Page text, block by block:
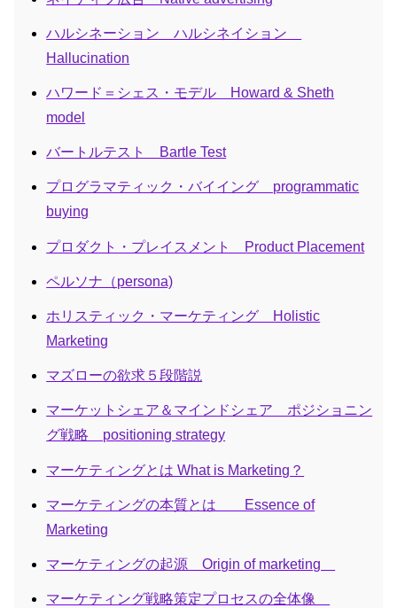
ハルシネーション ハルシネイション
Hallucination
ハワード＝シェス・モデル Howard & Sheth
model
バートルテスト Bartle Test
プログラマティック・バイイング programmatic
buying
プロダクト・プレイスメント Product Placement
ペルソナ（persona)
ホリスティック・マーケティング Holistic
Marketing
マズローの欲求５段階説
マーケットシェア＆マインドシェア ポジショニン
グ戦略 positioning strategy
マーケティングとは What is Marketing？
マーケティングの本質とは Essence of
Marketing
マーケティングの起源 Origin of marketing
マーケティング戦略策定プロセスの全体像